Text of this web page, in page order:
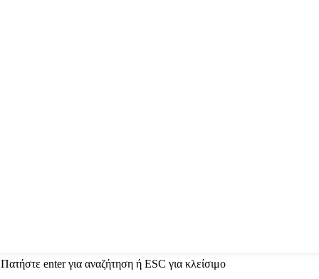
Πατήστε enter για αναζήτηση ή ESC για κλείσιμο